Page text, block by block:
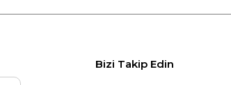
Bizi Takip Edin